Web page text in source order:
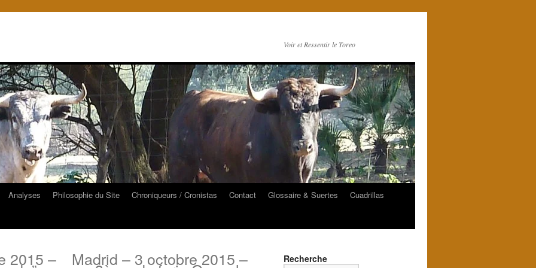
Voir et Ressentir le Toreo
Analyses Philosophie du Site Chroniqueurs / Cronistas Contact Glossaire & Suertes
Cuadrillas
2015 – Madrid – 3 octobre 2015 – Recherche